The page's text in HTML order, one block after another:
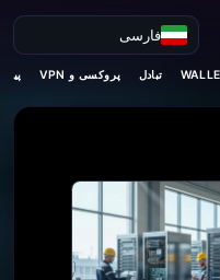
فارسی
تبادل پروکسی و VPN